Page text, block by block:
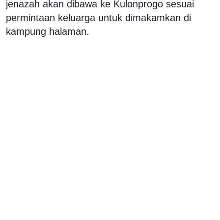
jenazah akan dibawa ke Kulonprogo sesuai
permintaan keluarga untuk dimakamkan di
kampung halaman.